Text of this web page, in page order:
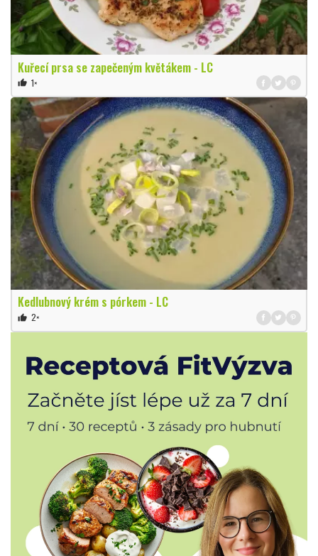
Kuřecí prsa se zapečeným květákem - LC
thumb_up 1×
Kedlubnový krém s pórkem - LC
thumb_up 2×